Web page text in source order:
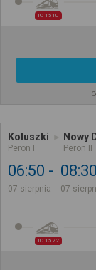
IC 1510
Koluszki
Peron I
Nowy
Peron II
06:50
07 sierpnia
08:30
07
IC 1522